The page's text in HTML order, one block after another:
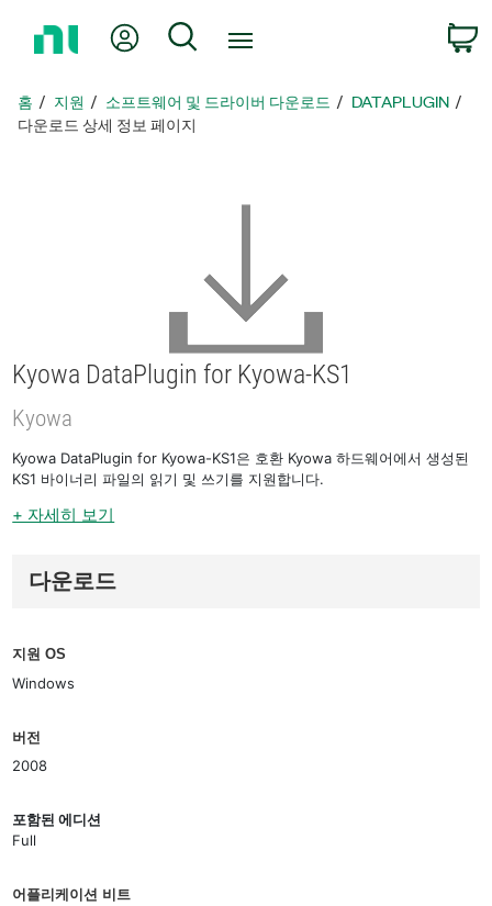
지
로
내 계정 검색
홈 지원 소프트웨어 및 드라이버 다운로드
DATAPLUGIN
다운로드 상세 정보 페이지
Kyowa DataPlugin for Kyowa-KS1
Kyowa
Kyowa DataPlugin for Kyowa-KS1은 호환 Kyowa 하드웨어에서 생성된
KS1 바이너리 파일의 읽기 및 쓰기를 지원합니다.
+ 자세히 보기
다운로드
지원 OS
Windows
버전
2008
포함된 에디션
Full
어플리케이션 비트